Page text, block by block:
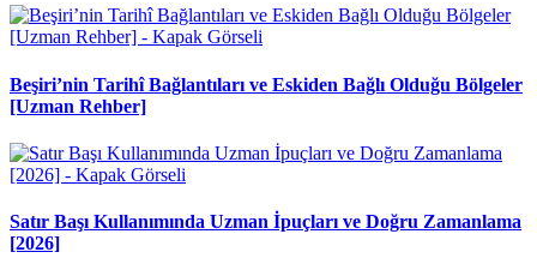
Beşiri’nin Tarihî Bağlantıları ve Eskiden Bağlı Olduğu Bölgeler
[Uzman Rehber]
Satır Başı Kullanımında Uzman İpuçları ve Doğru Zamanlama
[2026]